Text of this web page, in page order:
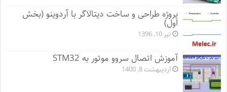
پروژه طراحی و ساخت دیتالاگر با آردوینو (بخش
اول)
تیر 10, 1396
آموزش اتصال سروو موتور به STM32
اردیبهشت 8, 1400